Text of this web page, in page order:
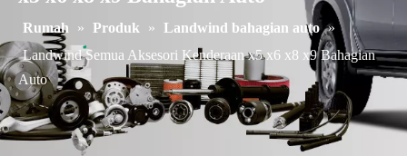
Rumah » Produk » Landwind bahagian auto »
Landwind Semua Aksesori Kenderaan x5 x6 x8 x9 Bahagian
Auto